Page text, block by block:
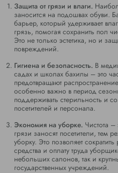
Защита от грязи и влаги.
заносится на подошвах обуви.
барьер, который удерживает
грязь, помогая сохранить пол
Это не только эстетика, но и
повреждений.
Гигиена и безопасность. В
садах и школах бахилы – это
предотвращают
особенно важно в период
поддерживать стерильность и
посетителей и персонала.
Экономия на уборке. Чистота
грязи заносят посетители, тем
уборку. Это позволяет
средства и оплату труда
небольших салонов, так и
государственных учреждений.